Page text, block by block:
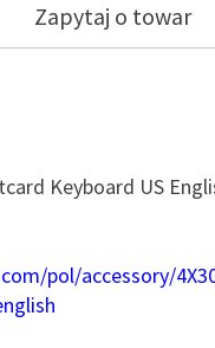
Zapytaj o towar
Keyboard US
pol/accessory/